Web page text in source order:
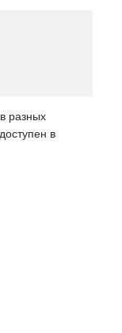
разных
в